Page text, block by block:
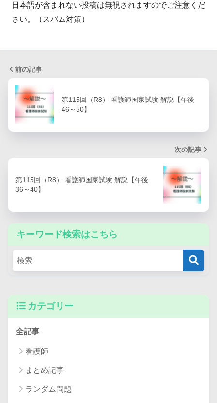
日本語が含まれない投稿は無視されますのでご注意くだ
さい。（スパム対策）
前の記事
第115回（R8） 看護師国家試験 解説【午後
46～50】
次の記事
第115回（R8） 看護師国家試験 解説【午後
36～40】
キーワード検索はこちら
カテゴリー
全記事
看護師
まとめ記事
ランダム問題